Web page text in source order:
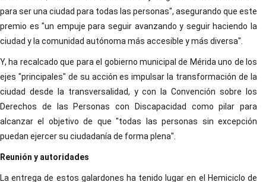
para ser una ciudad para todas las personas", asegurando que este
premio es "un empuje para seguir avanzando y seguir haciendo la
ciudad y la comunidad autónoma más accesible y más diversa".
Y, ha recalcado que para el gobierno municipal de Mérida uno de los
ejes "principales" de su acción es impulsar la transformación de la
ciudad desde la transversalidad, y con la Convención sobre los
Derechos de las Personas con Discapacidad como pilar para
alcanzar el objetivo de que "todas las personas sin excepción
puedan ejercer su ciudadanía de forma plena".
Reunión y autoridades
La entrega de estos galardones ha tenido lugar en el Hemiciclo de